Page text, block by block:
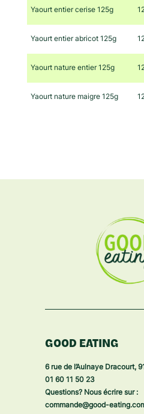
Yaourt entier cerise 125g
Yaourt entier abricot 125g
Yaourt nature entier 125g
Yaourt nature maigre 125g
GOOD EATING
6 rue de l’Aulnaye Dracourt,
01 60 11 50 23
Questions? Nous écrire sur :
commande@good-